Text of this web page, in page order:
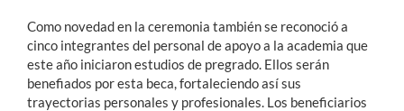
Como novedad en la ceremonia también se reconoció a
cinco integrantes del personal de apoyo a la academia que
este año iniciaron estudios de pregrado. Ellos serán
benefiados por esta beca, fortaleciendo así sus
trayectorias personales y profesionales. Los beneficiarios